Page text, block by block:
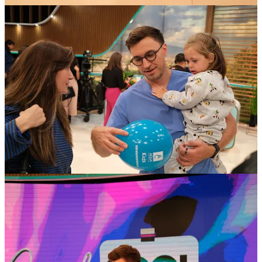
– șiROGEN, un proiect național ambițios care va pune bazele
genomului românesc
, prin secvențierea a 10.000 de genoame, în
care voi fi implicat ca expert în comunicare; acesta este un adevărat
proiect științific pentru longevitate reală prin medicina 3.0; este
Wowowow! revin cu povești de aici!
Până una alta, mai am câteva podcasturi de tras, îmi pregătesc
hainele de frig și plec înGroenlanda. Revin curând cu poze cu
ghețarii. ❄️🙏🏻
📹 Avanpremieră:
Mâncatul târziu seara e o problemă cu care se confruntă mulți.
În acest episod, discutăm despre miturile, riscurile reale și soluțiile
simple legate de obiceiul de a mânca seara târziu.
Vorbim despre hormoni (leptină, grelină, melatonină), sindromul
mâncatului nocturn și legătura dintre alimentație, somn și emoții. Vei
afla ce se întâmplă de fapt în corpul tău, de ce te apucă poftele seara,
ce să mănânci și ce e mai bine să eviți și cum să-ți recapeți controlul,
fără reguli stricte